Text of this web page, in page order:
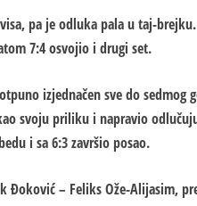
pa je odluka pala u taj-
7:4 osvojio i drugi set.
izjednačen sve do sedmog
svoju priliku i napravio
i sa 6:3 završio posao.
Đoković – Feliks Ože-Alijasim,